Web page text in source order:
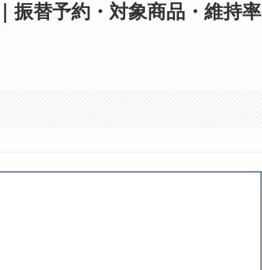
振替予約・対象商品・維持率